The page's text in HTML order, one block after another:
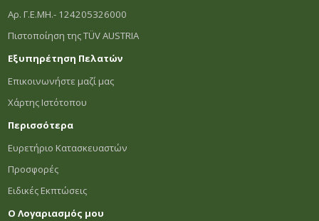
Αρ. Γ.Ε.ΜΗ.- 124205326000
Πιστοποίηση της TÜV AUSTRIA
Εξυπηρέτηση Πελατών
Επικοινωνήστε μαζί μας
Χάρτης Ιστότοπου
Περισσότερα
Ευρετήριο Κατασκευαστών
Προσφορές
Ειδικές Εκπτώσεις
Ο Λογαριασμός μου